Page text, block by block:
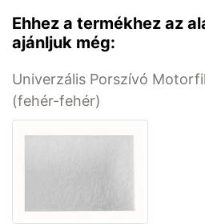
Ehhez a termékhez az
ajánljuk még:
Univerzális Porszívó
(fehér-fehér)